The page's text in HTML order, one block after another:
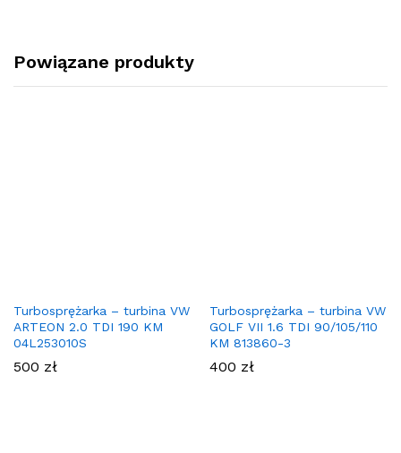
Powiązane produkty
Turbosprężarka – turbina VW
ARTEON 2.0 TDI 190 KM
04L253010S
500 zł
Turbosprężarka – turbina VW
GOLF VII 1.6 TDI 90/105/110
KM 813860-3
400 zł